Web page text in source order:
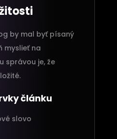
by mal byť písaný
myslieť na
správou je, že
článku
slovo